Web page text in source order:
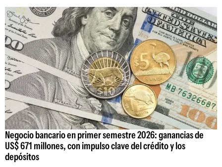
Negocio bancario en primer semestre 2026: ganancias de
US$ 671 millones, con impulso clave del crédito y los
depósitos